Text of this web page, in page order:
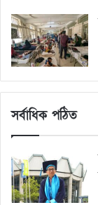
সর্বাধিক পঠিত